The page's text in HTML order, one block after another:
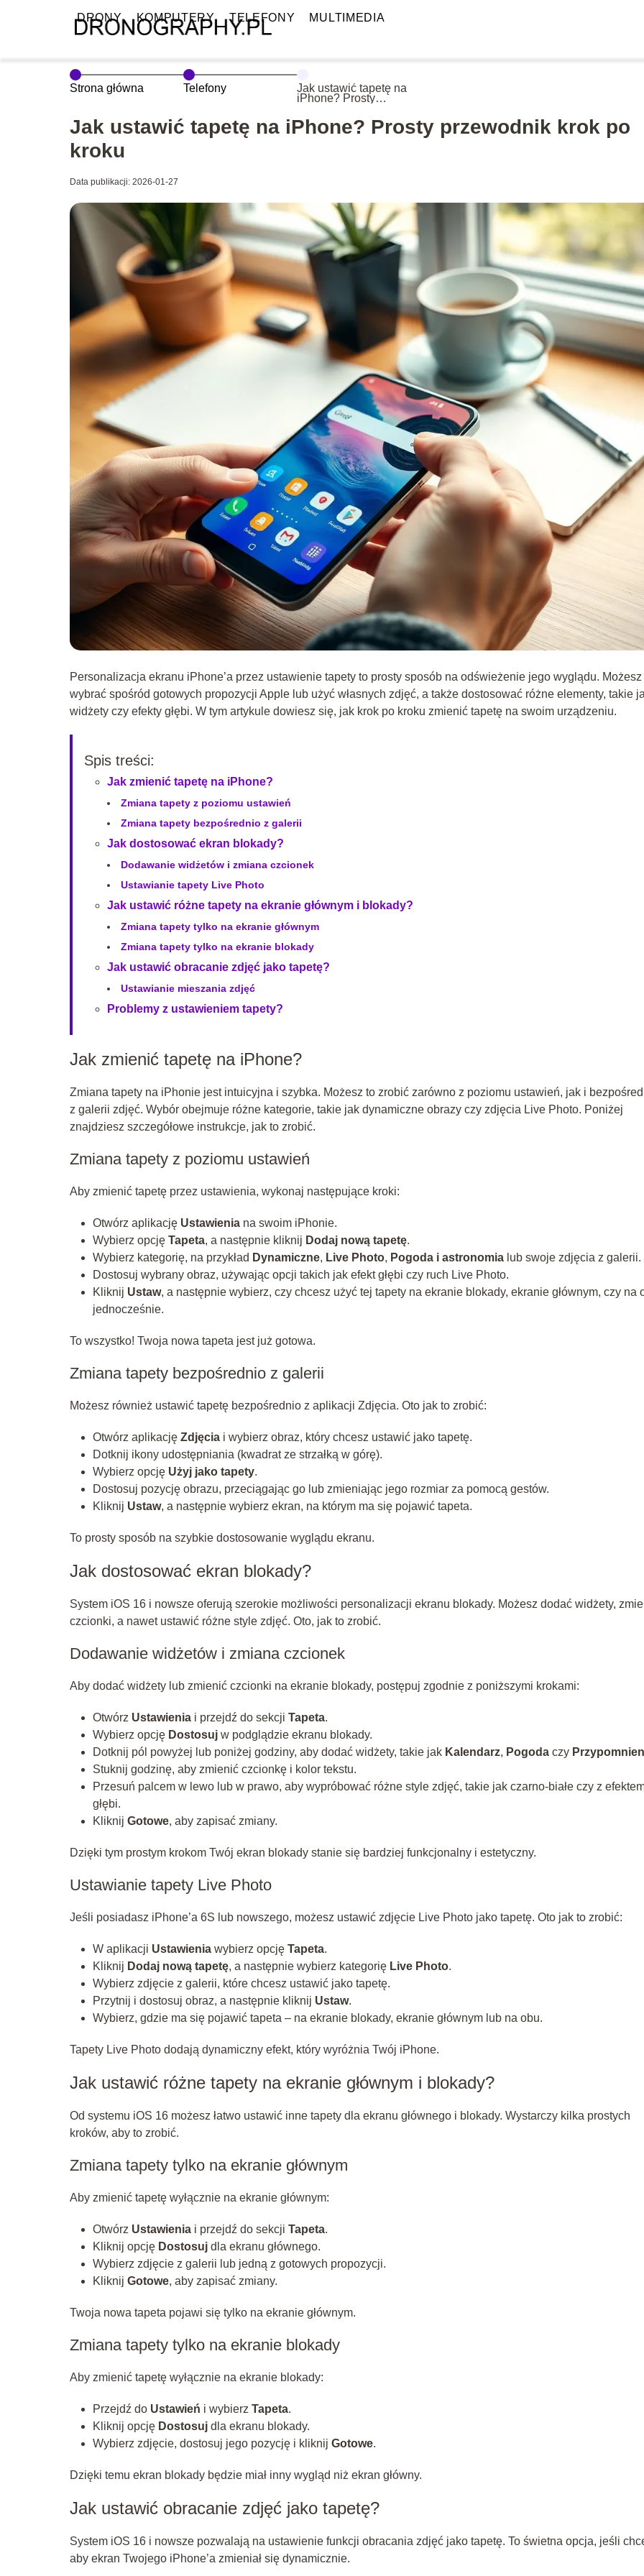
DRONY KOMPUTERY TELEFONY MULTIMEDIA
Strona główna Telefony
Jak ustawić tapetę na
iPhone? Prosty
Jak ustawić tapetę na iPhone? Prosty przewodnik krok po
kroku
Data publikacji: 2026-01-27
Personalizacja ekranu iPhone’a przez ustawienie tapety to prosty sposób na odświeżenie jego wyglądu. Możesz
wybrać spośród gotowych propozycji Apple lub użyć własnych zdjęć, a także dostosować różne elementy, takie
widżety czy efekty głębi. W tym artykule dowiesz się, jak krok po kroku zmienić tapetę na swoim urządzeniu.
Spis treści:
Jak zmienić tapetę na iPhone?
Zmiana tapety z poziomu ustawień
Zmiana tapety bezpośrednio z galerii
Jak dostosować ekran blokady?
Dodawanie widżetów i zmiana czcionek
Ustawianie tapety Live Photo
Jak ustawić różne tapety na ekranie głównym i blokady?
Zmiana tapety tylko na ekranie głównym
Zmiana tapety tylko na ekranie blokady
Jak ustawić obracanie zdjęć jako tapetę?
Ustawianie mieszania zdjęć
Problemy z ustawieniem tapety?
Jak zmienić tapetę na iPhone?
Zmiana tapety na iPhonie jest intuicyjna i szybka. Możesz to zrobić zarówno z poziomu ustawień, jak i
z galerii zdjęć. Wybór obejmuje różne kategorie, takie jak dynamiczne obrazy czy zdjęcia Live Photo. Poniżej
znajdziesz szczegółowe instrukcje, jak to zrobić.
Zmiana tapety z poziomu ustawień
Aby zmienić tapetę przez ustawienia, wykonaj następujące kroki:
Otwórz aplikację Ustawienia na swoim iPhonie.
Wybierz opcję Tapeta, a następnie kliknij Dodaj nową tapetę.
Wybierz kategorię, na przykład Dynamiczne, Live Photo, Pogoda i astronomia lub swoje zdjęcia z galerii.
Dostosuj wybrany obraz, używając opcji takich jak efekt głębi czy ruch Live Photo.
Kliknij Ustaw, a następnie wybierz, czy chcesz użyć tej tapety na ekranie blokady, ekranie głównym, czy na
jednocześnie.
To wszystko! Twoja nowa tapeta jest już gotowa.
Zmiana tapety bezpośrednio z galerii
Możesz również ustawić tapetę bezpośrednio z aplikacji Zdjęcia. Oto jak to zrobić:
Otwórz aplikację Zdjęcia i wybierz obraz, który chcesz ustawić jako tapetę.
Dotknij ikony udostępniania (kwadrat ze strzałką w górę).
Wybierz opcję Użyj jako tapety.
Dostosuj pozycję obrazu, przeciągając go lub zmieniając jego rozmiar za pomocą gestów.
Kliknij Ustaw, a następnie wybierz ekran, na którym ma się pojawić tapeta.
To prosty sposób na szybkie dostosowanie wyglądu ekranu.
Jak dostosować ekran blokady?
System iOS 16 i nowsze oferują szerokie możliwości personalizacji ekranu blokady. Możesz dodać widżety,
czcionki, a nawet ustawić różne style zdjęć. Oto, jak to zrobić.
Dodawanie widżetów i zmiana czcionek
Aby dodać widżety lub zmienić czcionki na ekranie blokady, postępuj zgodnie z poniższymi krokami:
Otwórz Ustawienia i przejdź do sekcji Tapeta.
Wybierz opcję Dostosuj w podglądzie ekranu blokady.
Dotknij pól powyżej lub poniżej godziny, aby dodać widżety, takie jak Kalendarz, Pogoda czy
Stuknij godzinę, aby zmienić czcionkę i kolor tekstu.
Przesuń palcem w lewo lub w prawo, aby wypróbować różne style zdjęć, takie jak czarno-białe czy z
głębi.
Kliknij Gotowe, aby zapisać zmiany.
Dzięki tym prostym krokom Twój ekran blokady stanie się bardziej funkcjonalny i estetyczny.
Ustawianie tapety Live Photo
Jeśli posiadasz iPhone’a 6S lub nowszego, możesz ustawić zdjęcie Live Photo jako tapetę. Oto jak to zrobić:
W aplikacji Ustawienia wybierz opcję Tapeta.
Kliknij Dodaj nową tapetę, a następnie wybierz kategorię Live Photo.
Wybierz zdjęcie z galerii, które chcesz ustawić jako tapetę.
Przytnij i dostosuj obraz, a następnie kliknij Ustaw.
Wybierz, gdzie ma się pojawić tapeta – na ekranie blokady, ekranie głównym lub na obu.
Tapety Live Photo dodają dynamiczny efekt, który wyróżnia Twój iPhone.
Jak ustawić różne tapety na ekranie głównym i blokady?
Od systemu iOS 16 możesz łatwo ustawić inne tapety dla ekranu głównego i blokady. Wystarczy kilka prostych
kroków, aby to zrobić.
Zmiana tapety tylko na ekranie głównym
Aby zmienić tapetę wyłącznie na ekranie głównym:
Otwórz Ustawienia i przejdź do sekcji Tapeta.
Kliknij opcję Dostosuj dla ekranu głównego.
Wybierz zdjęcie z galerii lub jedną z gotowych propozycji.
Kliknij Gotowe, aby zapisać zmiany.
Twoja nowa tapeta pojawi się tylko na ekranie głównym.
Zmiana tapety tylko na ekranie blokady
Aby zmienić tapetę wyłącznie na ekranie blokady:
Przejdź do Ustawień i wybierz Tapeta.
Kliknij opcję Dostosuj dla ekranu blokady.
Wybierz zdjęcie, dostosuj jego pozycję i kliknij Gotowe.
Dzięki temu ekran blokady będzie miał inny wygląd niż ekran główny.
Jak ustawić obracanie zdjęć jako tapetę?
System iOS 16 i nowsze pozwalają na ustawienie funkcji obracania zdjęć jako tapetę. To świetna opcja, jeśli
aby ekran Twojego iPhone’a zmieniał się dynamicznie.